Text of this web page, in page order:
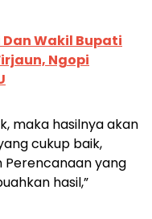
Wakil Bupati
Ngopi
maka hasilnya akan
cukup baik,
Perencanaan yang
hasil,”